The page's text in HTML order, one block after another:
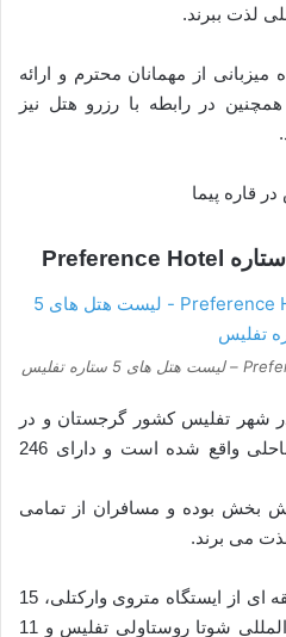
لذت ببرند.
آماده میزبانی از مهمانان محترم و ارائه
در رابطه با رزرو هتل نیز
با 10 طبقه در شهر تفلیس کشور گرجستان و در
منطقه دریای تفلیس و خط ساحلی واقع شده است و دارای 246
بخش بوده و مسافران از تمامی
می برند.
هتل پریفرنس دارای فاصله دقیقه ای از ایستگاه متروی وارکتلی، 15
دقیقه رانندگی از فرودگاه بین المللی شوتا روستاولی تفلیس و 11